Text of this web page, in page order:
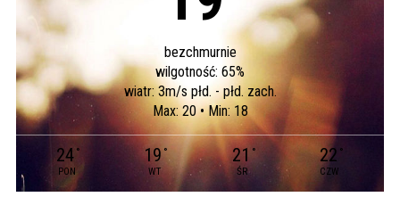
bezchmurnie
wilgotność: 65%
wiatr: 3m/s płd. - płd. zach.
Max: 20 • Min: 18
24 °
PON
19°
WT
21 °
ŚR
22 °
CZW